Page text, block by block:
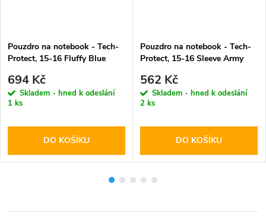
Pouzdro na notebook - Tech-
Protect, 15-16 Fluffy Blue
694 Kč
Skladem - hned k odeslání
1 ks
DO KOŠÍKU
Pouzdro na notebook - Tech-
Protect, 15-16 Sleeve Army
562 Kč
Skladem - hned k odeslání
2 ks
DO KOŠÍKU